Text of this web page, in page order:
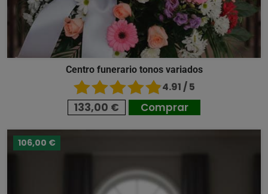
Centro funerario tonos variados
4.91 / 5
133,00 € Comprar
106,00 €